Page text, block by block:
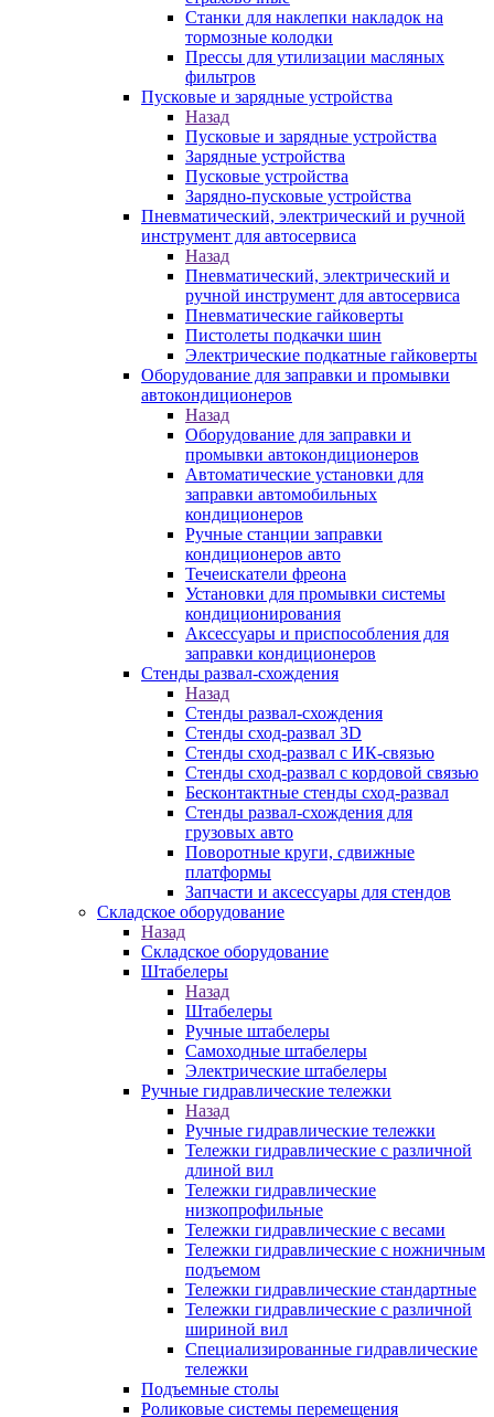
Станки для наклепки накладок на
тормозные колодки
Прессы для утилизации масляных
фильтров
Пусковые и зарядные устройства
Назад
Пусковые и зарядные устройства
Зарядные устройства
Пусковые устройства
Зарядно-пусковые устройства
Пневматический, электрический и ручной
инструмент для автосервиса
Назад
Пневматический, электрический и
ручной инструмент для автосервиса
Пневматические гайковерты
Пистолеты подкачки шин
Электрические подкатные гайковерты
Оборудование для заправки и промывки
автокондиционеров
Назад
Оборудование для заправки и
промывки автокондиционеров
Автоматические установки для
заправки автомобильных
кондиционеров
Ручные станции заправки
кондиционеров авто
Течеискатели фреона
Установки для промывки системы
кондиционирования
Аксессуары и приспособления для
заправки кондиционеров
Стенды развал-схождения
Назад
Стенды развал-схождения
Стенды сход-развал 3D
Стенды сход-развал с ИК-связью
Стенды сход-развал с кордовой связью
Бесконтактные стенды сход-развал
Стенды развал-схождения для
грузовых авто
Поворотные круги, сдвижные
платформы
Запчасти и аксессуары для стендов
Складское оборудование
Назад
Складское оборудование
Штабелеры
Назад
Штабелеры
Ручные штабелеры
Самоходные штабелеры
Электрические штабелеры
Ручные гидравлические тележки
Назад
Ручные гидравлические тележки
Тележки гидравлические с различной
длиной вил
Тележки гидравлические
низкопрофильные
Тележки гидравлические с весами
Тележки гидравлические с ножничным
подъемом
Тележки гидравлические стандартные
Тележки гидравлические с различной
шириной вил
Специализированные гидравлические
тележки
Подъемные столы
Роликовые системы перемещения